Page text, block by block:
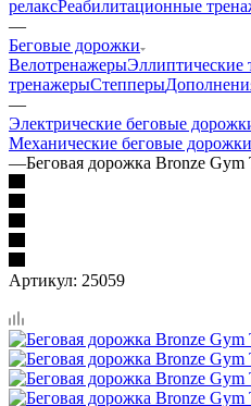
релаксРеабилитационные
—
Беговые дорожки
ВелотренажерыЭллиптические
тренажерыСтепперы
—
Электрические беговые
Механические беговые дорожки
—Беговая дорожка Bronze
Артикул: 25059